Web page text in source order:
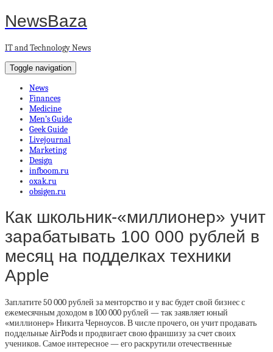
NewsBaza
IT and Technology News
Toggle navigation
News
Finances
Medicine
Men’s Guide
Geek Guide
Livejournal
Marketing
Design
infboom.ru
oxak.ru
obsigen.ru
Как школьник-«миллионер» учит
зарабатывать 100 000 рублей в
месяц на подделках техники
Apple
Заплатите 50 000 рублей за менторство и у вас будет свой бизнес с
ежемесячным доходом в 100 000 рублей — так заявляет юный
«миллионер» Никита Черноусов. В числе прочего, он учит продавать
поддельные AirPods и продвигает свою франшизу за счет своих
учеников. Самое интересное — его раскрутили отечественные